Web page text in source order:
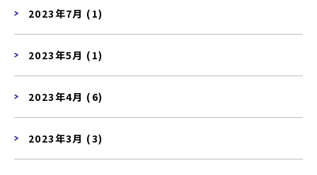
2023年7月 (1)
2023年5月 (1)
2023年4月 (6)
2023年3月 (3)